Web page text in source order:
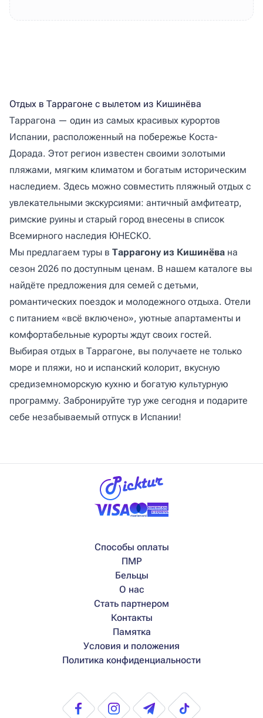
Отдых в Таррагоне с вылетом из Кишинёва
Таррагона — один из самых красивых курортов
Испании, расположенный на побережье Коста-
Дорада. Этот регион известен своими золотыми
пляжами, мягким климатом и богатым историческим
наследием. Здесь можно совместить пляжный отдых с
увлекательными экскурсиями: античный амфитеатр,
римские руины и старый город внесены в список
Всемирного наследия ЮНЕСКО.
Мы предлагаем туры в Таррагону из Кишинёва на
сезон 2026 по доступным ценам. В нашем каталоге вы
найдёте предложения для семей с детьми,
романтических поездок и молодежного отдыха. Отели
с питанием «всё включено», уютные апартаменты и
комфортабельные курорты ждут своих гостей.
Выбирая отдых в Таррагоне, вы получаете не только
море и пляжи, но и испанский колорит, вкусную
средиземноморскую кухню и богатую культурную
программу. Забронируйте тур уже сегодня и подарите
себе незабываемый отпуск в Испании!
Способы оплаты
ПМР
Бельцы
О нас
Стать партнером
Контакты
Памятка
Условия и положения
Политика конфиденциальности